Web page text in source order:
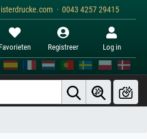
· 0043 4257 29415
Favorieten Registreer Log in